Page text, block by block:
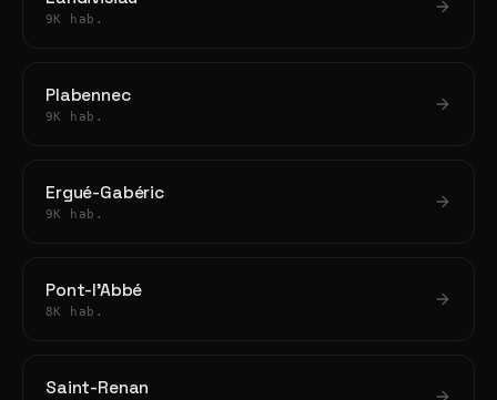
9K hab.
Plabennec
9K hab.
Ergué-Gabéric
9K hab.
Pont-l'Abbé
8K hab.
Saint-Renan